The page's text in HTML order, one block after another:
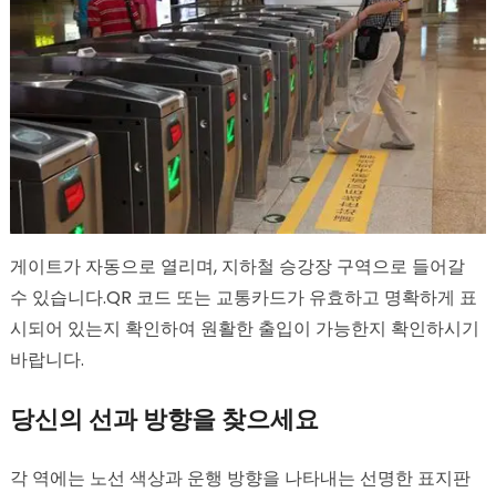
게이트가 자동으로 열리며, 지하철 승강장 구역으로 들어갈
수 있습니다.QR 코드 또는 교통카드가 유효하고 명확하게 표
시되어 있는지 확인하여 원활한 출입이 가능한지 확인하시기
바랍니다.
당신의 선과 방향을 찾으세요
각 역에는 노선 색상과 운행 방향을 나타내는 선명한 표지판